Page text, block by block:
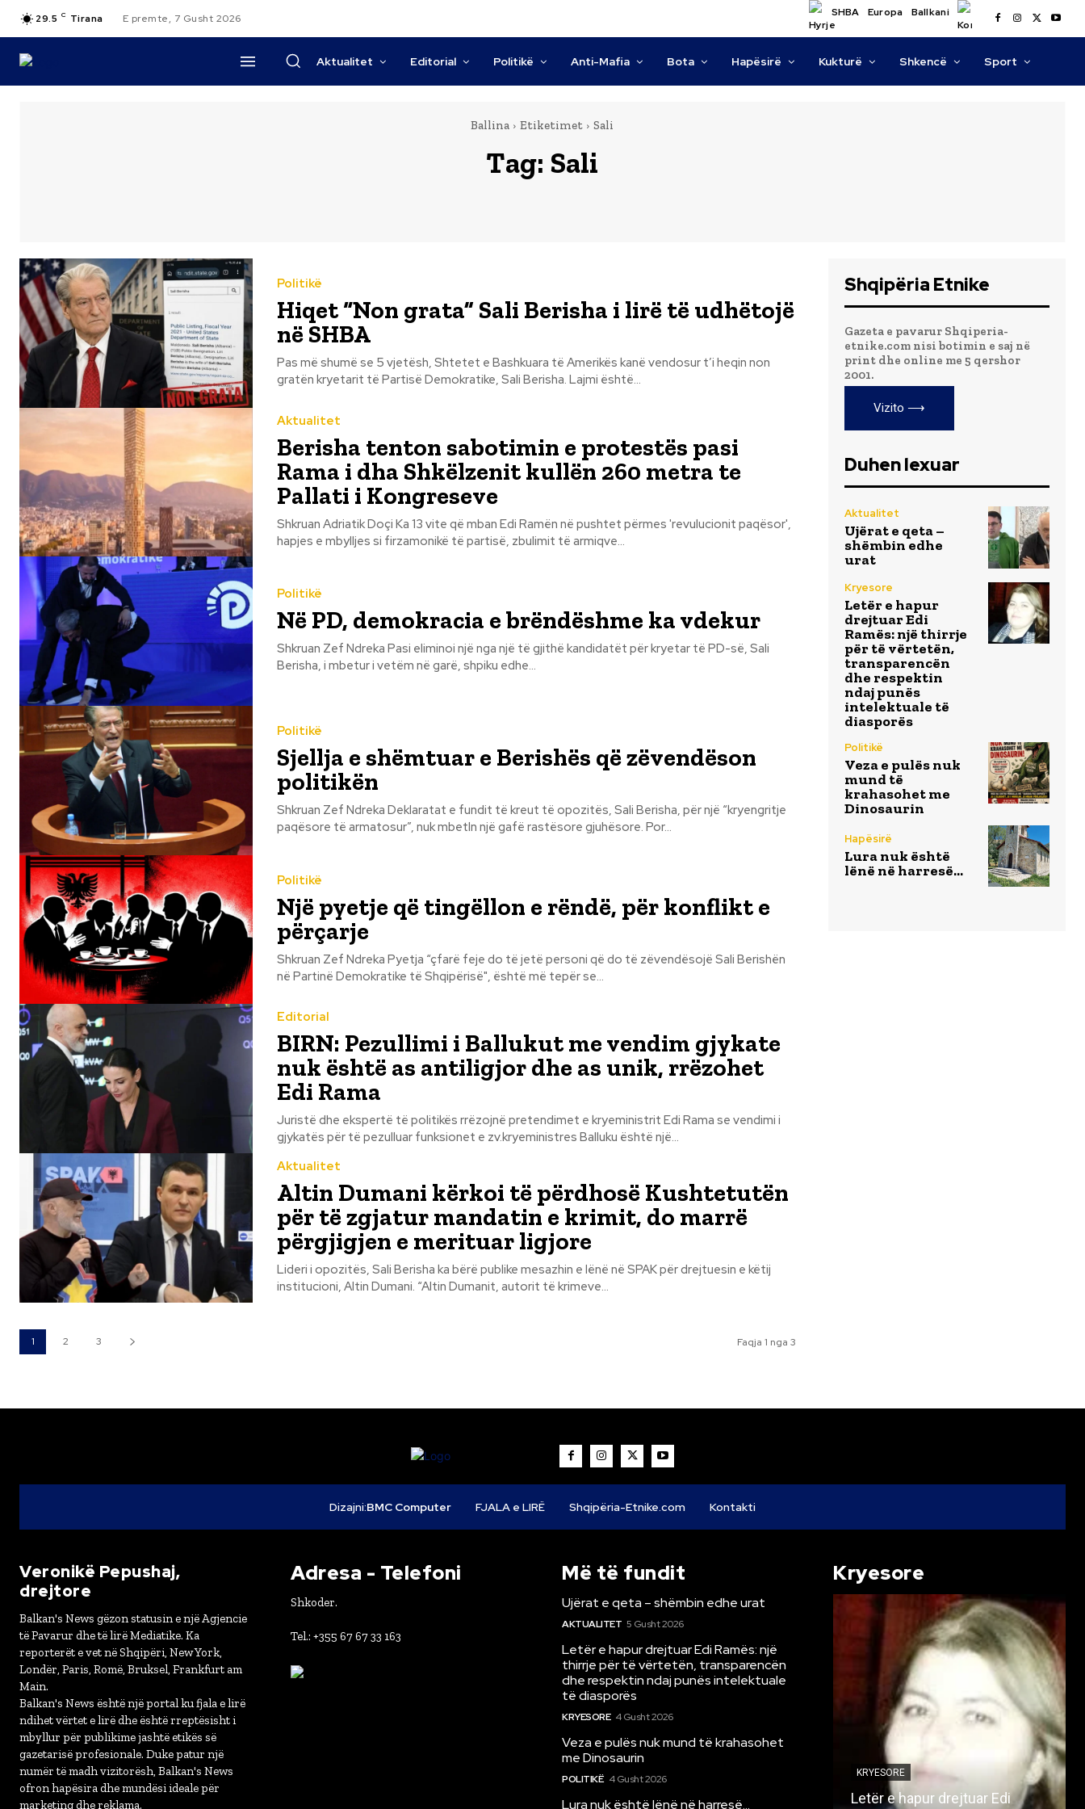
29.5 C Tirana E premte, 7 Gusht 2026 SHBA Europa Ballkani
Aktualitet Editorial Politikë Anti-Mafia Bota Hapësirë Kukturë Shkencë Sport
Ballina Etiketimet Sali
Tag: Sali
Politikë
Hiqet “Non grata” Sali Berisha i lirë të udhëtojë
në SHBA
Pas më shumë se 5 vjetësh, Shtetet e Bashkuara të Amerikës kanë vendosur t’i heqin non
gratën kryetarit të Partisë Demokratike, Sali Berisha. Lajmi është...
Aktualitet
Berisha tenton sabotimin e protestës pasi
Rama i dha Shkëlzenit kullën 260 metra te
Pallati i Kongreseve
Shkruan Adriatik Doçi Ka 13 vite që mban Edi Ramën në pushtet përmes 'revulucionit paqësor',
hapjes e mbylljes si firzamonikë të partisë, zbulimit të armiqve...
Politikë
Në PD, demokracia e brëndëshme ka vdekur
Shkruan Zef Ndreka Pasi eliminoi një nga një të gjithë kandidatët për kryetar të PD-së, Sali
Berisha, i mbetur i vetëm në garë, shpiku edhe...
Politikë
Sjellja e shëmtuar e Berishës që zëvendëson
politikën
Shkruan Zef Ndreka Deklaratat e fundit të kreut të opozitës, Sali Berisha, për një “kryengritje
paqësore të armatosur”, nuk mbetln një gafë rastësore gjuhësore. Por...
Politikë
Një pyetje që tingëllon e rëndë, për konflikt e
përçarje
Shkruan Zef Ndreka Pyetja “çfarë feje do të jetë personi që do të zëvendësojë Sali Berishën
në Partinë Demokratike të Shqipërisë", është më tepër se...
Editorial
BIRN: Pezullimi i Ballukut me vendim gjykate
nuk është as antiligjor dhe as unik, rrëzohet
Edi Rama
Juristë dhe ekspertë të politikës rrëzojnë pretendimet e kryeministrit Edi Rama se vendimi i
gjykatës për të pezulluar funksionet e zv.kryeministres Balluku është një...
Aktualitet
Altin Dumani kërkoi të përdhosë Kushtetutën
për të zgjatur mandatin e krimit, do marrë
përgjigjen e merituar ligjore
Lideri i opozitës, Sali Berisha ka bërë publike mesazhin e lënë në SPAK për drejtuesin e këtij
institucioni, Altin Dumani. “Altin Dumanit, autorit të krimeve...
1 2 3 Faqja 1 nga 3
Shqipëria Etnike
Gazeta e pavarur Shqiperia-
etnike.com nisi botimin e saj në
print dhe online me 5 qershor
2001.
Vizito ⟶
Duhen lexuar
Aktualitet
Ujërat e qeta –
shëmbin edhe
urat
Kryesore
Letër e hapur
drejtuar Edi
Ramës: një thirrje
për të vërtetën,
transparencën
dhe respektin
ndaj punës
intelektuale të
diasporës
Politikë
Veza e pulës nuk
mund të
krahasohet me
Dinosaurin
Hapësirë
Lura nuk është
lënë në harresë…
Dizajni:BMC Computer FJALA e LIRË Shqipëria-Etnike.com Kontakti
Veronikë Pepushaj,
drejtore
Balkan's News gëzon statusin e një Agjencie
të Pavarur dhe të lirë Mediatike. Ka
reporterët e vet në Shqipëri, New York,
Londër, Paris, Romë, Bruksel, Frankfurt am
Main.
Balkan's News është një portal ku fjala e lirë
ndihet vërtet e lirë dhe është rreptësisht i
mbyllur për publikime jashtë etikës së
gazetarisë profesionale. Duke patur një
numër të madh vizitorësh, Balkan's News
ofron hapësira dhe mundësi ideale për
marketing dhe reklama.
Adresa - Telefoni
Shkoder.
Tel.: +355 67 67 33 163
Më të fundit
Ujërat e qeta – shëmbin edhe urat
AKTUALITET 5 Gusht 2026
Letër e hapur drejtuar Edi Ramës: një
thirrje për të vërtetën, transparencën
dhe respektin ndaj punës intelektuale
të diasporës
KRYESORE 4 Gusht 2026
Veza e pulës nuk mund të krahasohet
me Dinosaurin
POLITIKË 4 Gusht 2026
Lura nuk është lënë në harresë…
Kryesore
KRYESORE
Letër e hapur drejtuar Edi